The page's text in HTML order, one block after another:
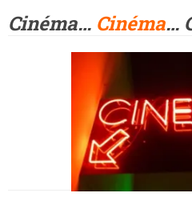
Cinéma… Cinéma…